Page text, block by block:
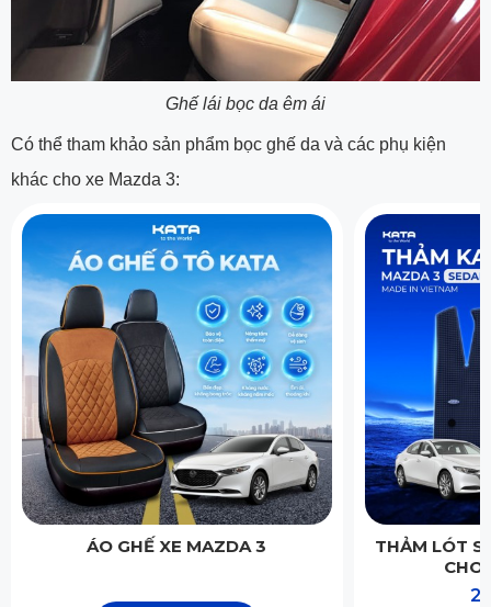
Ghế lái bọc da êm ái
Có thể tham khảo sản phẩm bọc ghế da và các phụ kiện
khác cho xe Mazda 3:
ÁO GHẾ XE MAZDA 3
THẢM LÓT
CHO